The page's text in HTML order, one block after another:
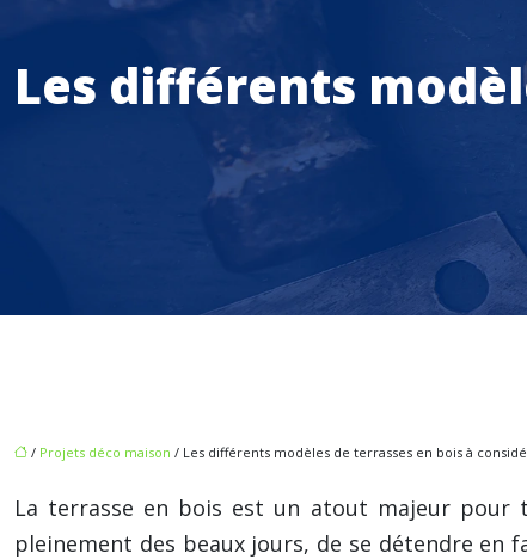
Les différents
/ Projets déco maison / Les différents modèles de terrasses en bois à
La terrasse en bois est un atout majeur pour
pleinement des beaux jours, de se détendre en